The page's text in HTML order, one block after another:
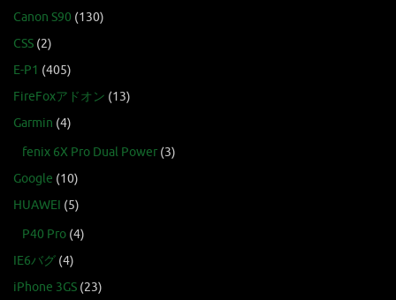
Canon S90 (130)
CSS (2)
E-P1 (405)
FireFoxアドオン (13)
Garmin (4)
fenix 6X Pro Dual Power (3)
Google (10)
HUAWEI (5)
P40 Pro (4)
IE6バグ (4)
iPhone 3GS (23)